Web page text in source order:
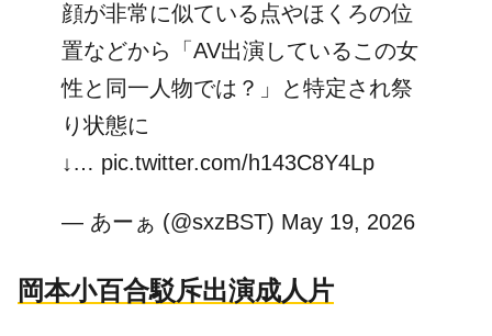
顔が非常に似ている点やほくろの位
置などから「AV出演しているこの女
性と同一人物では？」と特定され祭
り状態に
↓… pic.twitter.com/h143C8Y4Lp
— あーぁ (@sxzBST) May 19, 2026
岡本小百合駁斥出演成人片